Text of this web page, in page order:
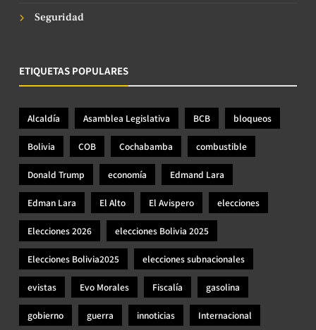
Seguridad
ETIQUETAS POPULARES
Alcaldía Asamblea Legislativa BCB bloqueos
Bolivia COB Cochabamba combustible
Donald Trump economía Edmand Lara
Edman Lara El Alto El Avispero elecciones
Elecciones 2026 elecciones Bolivia 2025
Elecciones Bolivia2025 elecciones subnacionales
evistas Evo Morales Fiscalía gasolina
gobierno guerra innoticias Internacional